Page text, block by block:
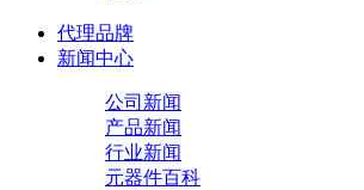
代理品牌
新闻中心
公司新闻
产品新闻
行业新闻
元器件百科